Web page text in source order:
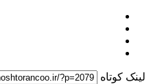
لینک کوتاه